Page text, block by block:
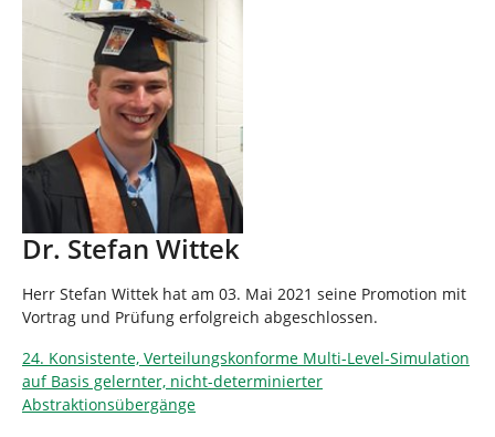
Dr. Stefan Wittek
Herr Stefan Wittek hat am 03. Mai 2021 seine Promotion mit
Vortrag und Prüfung erfolgreich abgeschlossen.
24. Konsistente, Verteilungskonforme Multi-Level-Simulation
auf Basis gelernter, nicht-determinierter
Abstraktionsübergänge